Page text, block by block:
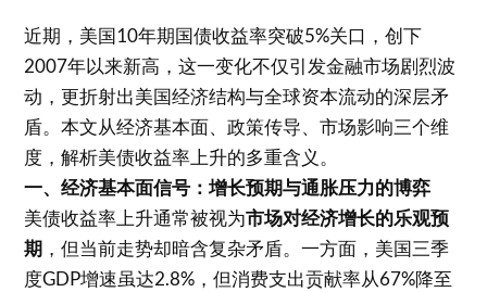
近期，美国10年期国债收益率突破5%关口，创下
2007年以来新高，这一变化不仅引发金融市场剧烈波
动，更折射出美国经济结构与全球资本流动的深层矛
盾。本文从经济基本面、政策传导、市场影响三个维
度，解析美债收益率上升的多重含义。
一、经济基本面信号：增长预期与通胀压力的博弈
美债收益率上升通常被视为市场对经济增长的乐观预
期 ，但当前走势却暗含复杂矛盾。一方面，美国三季
度GDP增速虽达2.8%，但消费支出贡献率从67%降至